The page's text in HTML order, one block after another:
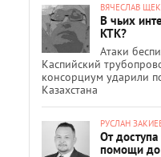
ВЯЧЕСЛАВ
В чьих
КТК?
Атаки
Каспийский
консорциум ударили
Казахстана
РУСЛАН
От
помощи до